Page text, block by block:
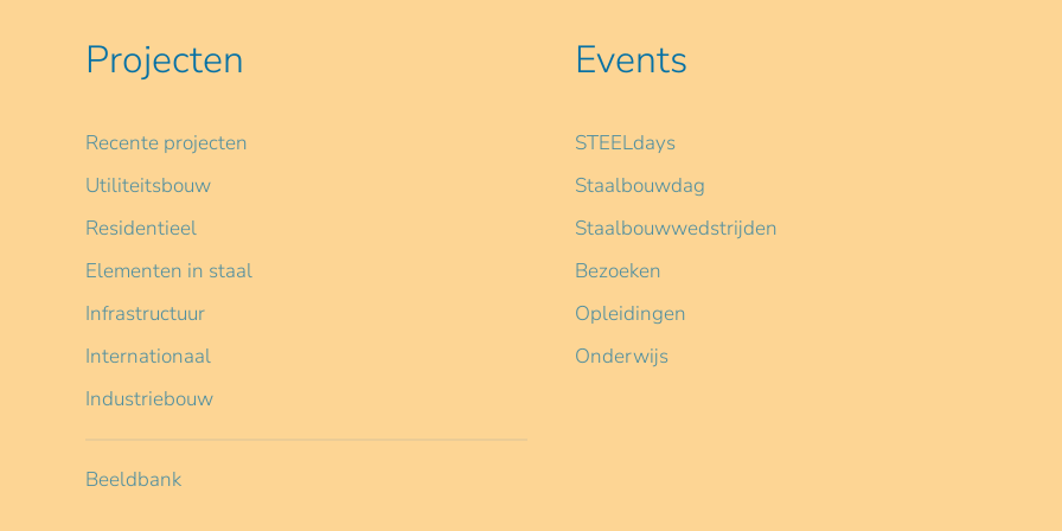
Projecten
Recente projecten
Utiliteitsbouw
Residentieel
Elementen in staal
Infrastructuur
Internationaal
Industriebouw
Beeldbank
Events
STEELdays
Staalbouwdag
Staalbouwwedstrijden
Bezoeken
Opleidingen
Onderwijs